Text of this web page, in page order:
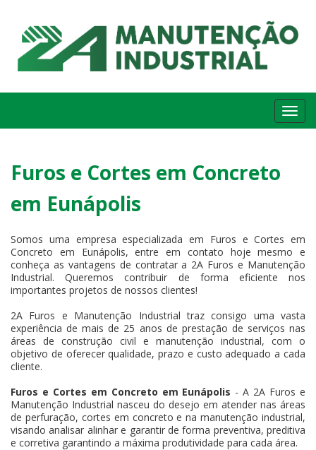
Furos e Cortes em Concreto
em Eunápolis
Somos uma empresa especializada em Furos e Cortes em
Concreto em Eunápolis, entre em contato hoje mesmo e
conheça as vantagens de contratar a 2A Furos e Manutenção
Industrial. Queremos contribuir de forma eficiente nos
importantes projetos de nossos clientes!
2A Furos e Manutenção Industrial traz consigo uma vasta
experiência de mais de 25 anos de prestação de serviços nas
áreas de construção civil e manutenção industrial, com o
objetivo de oferecer qualidade, prazo e custo adequado a cada
cliente.
Furos e Cortes em Concreto em Eunápolis - A 2A Furos e
Manutenção Industrial nasceu do desejo em atender nas áreas
de perfuração, cortes em concreto e na manutenção industrial,
visando analisar alinhar e garantir de forma preventiva, preditiva
e corretiva garantindo a máxima produtividade para cada área.